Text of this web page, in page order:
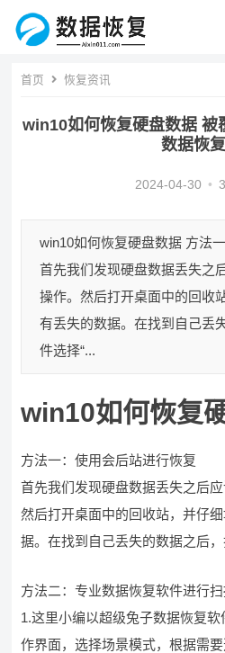
首页 恢复资讯
win10如何恢复硬盘数据 被
数据恢
2024-04-30 •
win10如何恢复硬盘数据 方法
首先我们发现硬盘数据丢失之
操作。然后打开桌面中的回收
有丢失的数据。在找到自己丢
件选择“...
win10如何恢复
方法一：使用会后站进行恢复
首先我们发现硬盘数据丢失之后应
然后打开桌面中的回收站，并仔
据。在找到自己丢失的数据之后，
方法二：专业数据恢复软件进行
1.这里小编以超级兔子数据恢复
作界面，选择场景模式，根据需